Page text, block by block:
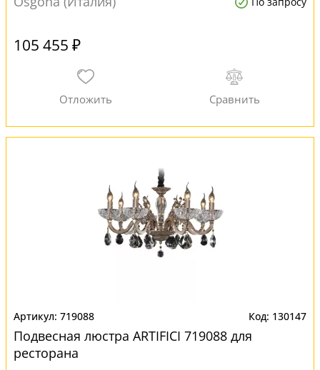
105 455 ₽
719088 130147
Подвесная люстра ARTIFICI 719088 для
ресторана